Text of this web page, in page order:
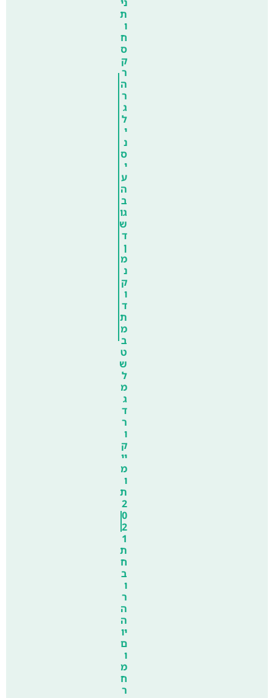
ת
ו
ח
ס
ק
ר
ה
ר
ג
ל
י
נ
ס
י
ע
ה
ב
גו
ש
ד
ן
מ
נ
ק
ו
ד
ת
מ
ב
ט
ש
ל
מ
ג
ד
ר
ו
ק
יי
מ
ו
ת
2
0
2
1
ת
ח
ב
ו
ר
ה
ה
יו
ם
ו
מ
ח
ר